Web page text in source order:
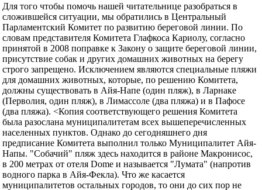
Для того чтобы помочь нашей читательнице разобраться в
сложившейся ситуации, мы обратились в Центральный
Парламентский Комитет по развитию береговой линии. По
словам представителя Комитета Глафкоса Кариолу, согласно
принятой в 2008 поправке к Закону о защите береговой линии,
присутствие собак и других домашних животных на берегу
строго запрещено. Исключением являются специальные пляжи
для домашних животных, которые, по решению Комитета,
должны существовать в Айя-Напе (один пляж), в Ларнаке
(Перволия, один пляж), в Лимассоле (два пляжа) и в Пафосе
(два пляжа). <Копия соответствующего решения Комитета
была разослана муниципалитетам всех вышеперечисленных
населенных пунктов. Однако до сегодняшнего дня
предписание Комитета выполнил только Муниципалитет Айя-
Напы. "Собачий" пляж здесь находится в районе Макронисос,
в 200 метрах от отеля Dome и называется "Лумата" (напротив
водного парка в Айя-Фекла). Что же касается
муниципалитетов остальных городов, то они до сих пор не